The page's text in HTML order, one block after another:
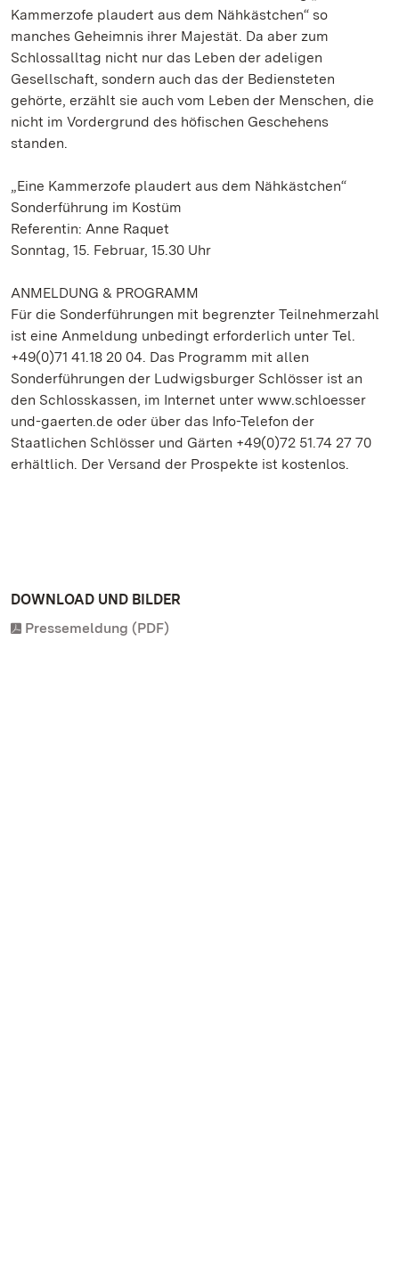
Kammerzofe plaudert aus dem Nähkästchen“ so
manches Geheimnis ihrer Majestät. Da aber zum
Schlossalltag nicht nur das Leben der adeligen
Gesellschaft, sondern auch das der Bediensteten
gehörte, erzählt sie auch vom Leben der Menschen, die
nicht im Vordergrund des höfischen Geschehens
standen.
„Eine Kammerzofe plaudert aus dem Nähkästchen“
Sonderführung im Kostüm
Referentin: Anne Raquet
Sonntag, 15. Februar, 15.30 Uhr
ANMELDUNG & PROGRAMM
Für die Sonderführungen mit begrenzter Teilnehmerzahl
ist eine Anmeldung unbedingt erforderlich unter Tel.
+49(0)71 41.18 20 04. Das Programm mit allen
Sonderführungen der Ludwigsburger Schlösser ist an
den Schlosskassen, im Internet unter www.schloesser
und-gaerten.de oder über das Info-Telefon der
Staatlichen Schlösser und Gärten +49(0)72 51.74 27 70
erhältlich. Der Versand der Prospekte ist kostenlos.
DOWNLOAD UND BILDER
Pressemeldung (PDF)